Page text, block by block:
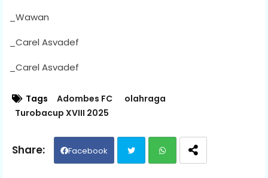
_Wawan
_Carel Asvadef
_Carel Asvadef
Tags Adombes FC
olahraga
Turobacup XVIII 2025
Facebook